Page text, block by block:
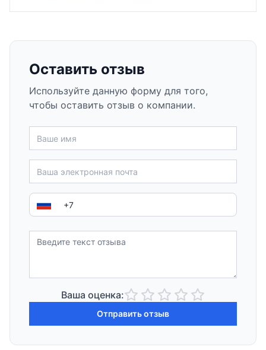
Оставить отзыв
Используйте данную форму для того,
чтобы оставить отзыв о компании.
Ваша оценка:
Отправить отзыв